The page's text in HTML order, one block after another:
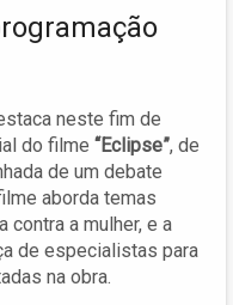
neste fim de
do filme “Eclipse”, de
de um debate
aborda temas
contra a mulher, e a
de especialistas para
na obra.